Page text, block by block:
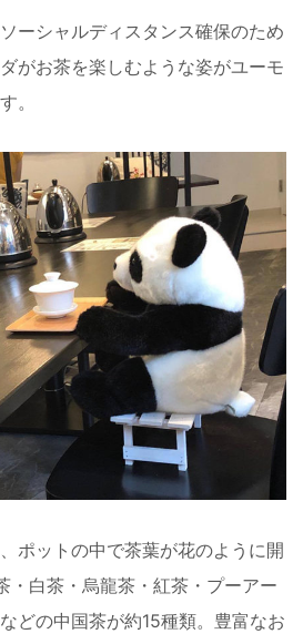
ーシャルディスタンス確保のため
がお茶を楽しむような姿がユーモ
。
ポットの中で茶葉が花のように開
・白茶・烏龍茶・紅茶・プーアー
どの中国茶が約15種類。豊富なお